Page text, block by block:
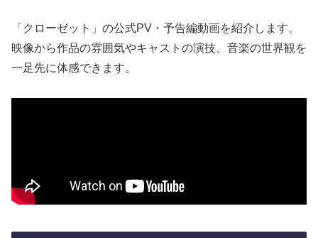
「クローゼット」の公式PV・予告編動画を紹介します。
映像から作品の雰囲気やキャストの演技、音楽の世界観を
一足先に体感できます。